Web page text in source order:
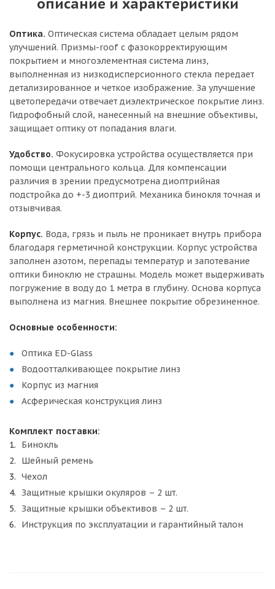
Оптика. Оптическая система обладает целым рядом
улучшений. Призмы-roof с фазокорректирующим
покрытием и многоэлементная система линз,
выполненная из низкодисперсионного стекла передает
детализированное и четкое изображение. За улучшение
цветопередачи отвечает диэлектрическое покрытие линз.
Гидрофобный слой, нанесенный на внешние объективы,
защищает оптику от попадания влаги.
Удобство. Фокусировка устройства осуществляется при
помощи центрального кольца. Для компенсации
различия в зрении предусмотрена диоптрийная
подстройка до +-3 диоптрий. Механика бинокля точная и
отзывчивая.
Корпус. Вода, грязь и пыль не проникает внутрь прибора
благодаря герметичной конструкции. Корпус устройства
заполнен азотом, перепады температур и запотевание
оптики биноклю не страшны. Модель может выдерживать
погружение в воду до 1 метра в глубину. Основа корпуса
выполнена из магния. Внешнее покрытие обрезиненное.
Основные особенности:
Оптика ED-Glass
Водоотталкивающее покрытие линз
Корпус из магния
Асферическая конструкция линз
Комплект поставки:
Бинокль
Шейный ремень
Чехол
Защитные крышки окуляров – 2 шт.
Защитные крышки объективов – 2 шт.
Инструкция по эксплуатации и гарантийный талон